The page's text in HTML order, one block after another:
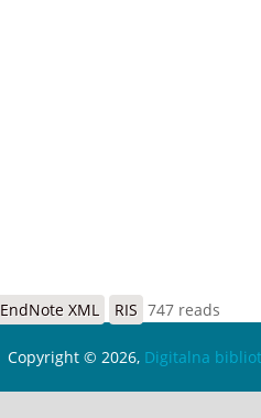
EndNote XML RIS 747 reads
Copyright © 2026, Digitalna